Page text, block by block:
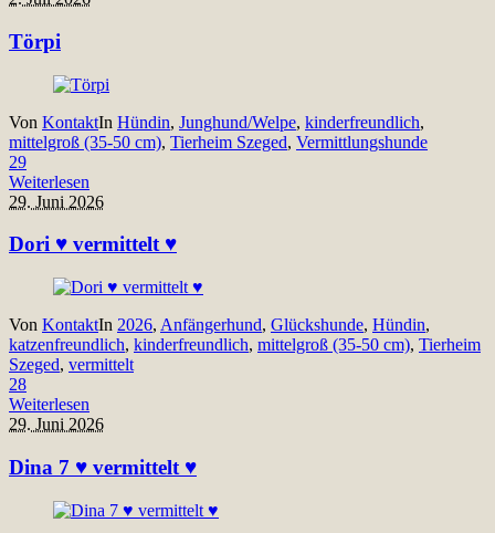
Törpi
Von KontaktIn Hündin, Junghund/Welpe, kinderfreundlich,
mittelgroß (35-50 cm), Tierheim Szeged, Vermittlungshunde
29
Weiterlesen
29. Juni 2026
Dori ♥ vermittelt ♥
Von KontaktIn 2026, Anfängerhund, Glückshunde, Hündin,
katzenfreundlich, kinderfreundlich, mittelgroß (35-50 cm), Tierheim
Szeged, vermittelt
28
Weiterlesen
29. Juni 2026
Dina 7 ♥ vermittelt ♥